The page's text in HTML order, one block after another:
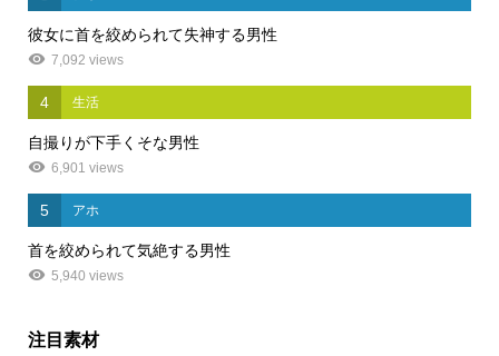
彼女に首を絞められて失神する男性
7,092 views
4 生活
自撮りが下手くそな男性
6,901 views
5 アホ
首を絞められて気絶する男性
5,940 views
注目素材